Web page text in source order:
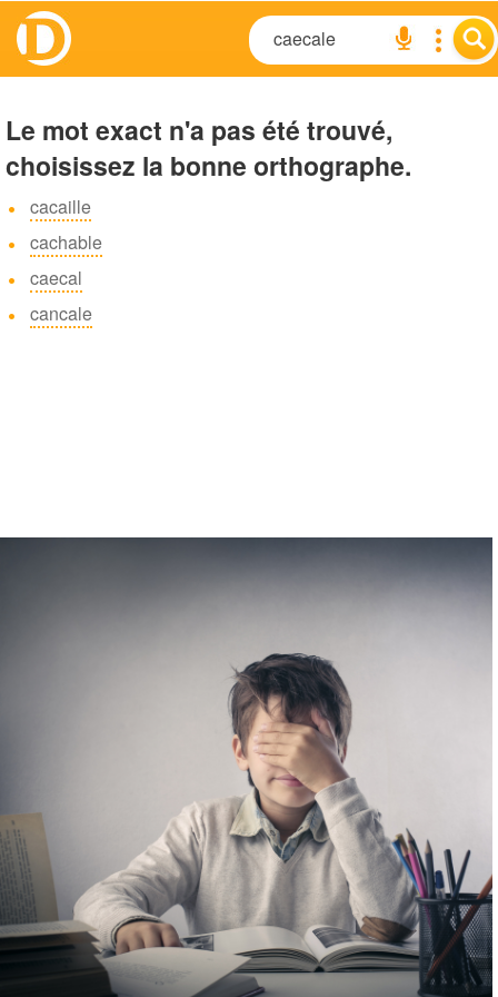
Le mot exact n'a pas été trouvé,
choisissez la bonne orthographe.
cacaille
cachable
caecal
cancale